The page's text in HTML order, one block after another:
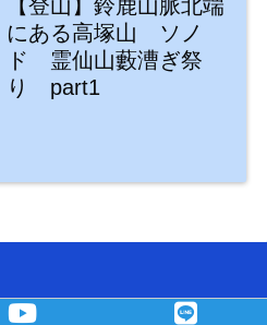
【登山】鈴鹿山脈北端
にある高塚山 ソノ
ド 霊仙山藪漕ぎ祭
り part1